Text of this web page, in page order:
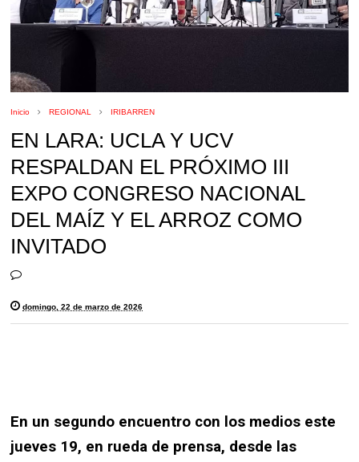
Inicio REGIONAL IRIBARREN
EN LARA: UCLA Y UCV
RESPALDAN EL PRÓXIMO III
EXPO CONGRESO NACIONAL
DEL MAÍZ Y EL ARROZ COMO
INVITADO
domingo, 22 de marzo de 2026
En un segundo encuentro con los medios este
jueves 19, en rueda de prensa, desde las